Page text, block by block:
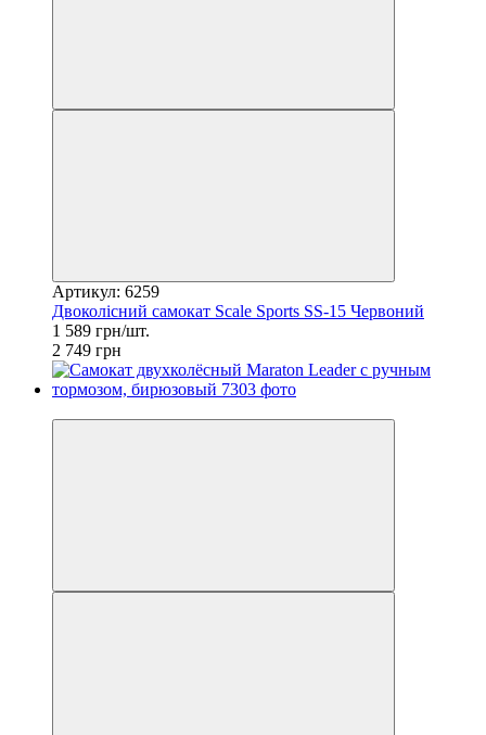
Артикул: 6259
Двоколісний самокат Scale Sports SS-15 Червоний
1 589 грн/шт.
2 749 грн